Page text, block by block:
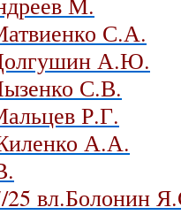
С.А.
А.Ю.
С.В.
Р.Г.
А.А.
вл.Болонин